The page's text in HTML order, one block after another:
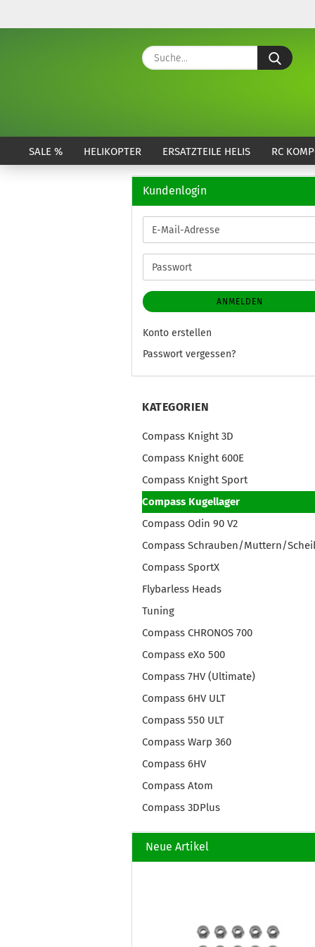
SALE % HELIKOPTER ERSATZTEILE HELIS RC
Kundenlogin
E-
Mail-
Adresse
Passwort
ANMELDEN
Konto erstellen
Passwort vergessen?
KATEGORIEN
Compass Knight 3D
Compass Knight 600E
Compass Knight Sport
Compass Kugellager
Compass Odin 90 V2
Compass Schrauben/Muttern/
Compass SportX
Flybarless Heads
Tuning
Compass CHRONOS 700
Compass eXo 500
Compass 7HV (Ultimate)
Compass 6HV ULT
Compass 550 ULT
Compass Warp 360
Compass 6HV
Compass Atom
Compass 3DPlus
Neue Artikel